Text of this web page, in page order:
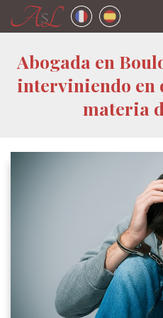
Abogada en
interviniendo en
materia
Panel de gestión de cookies